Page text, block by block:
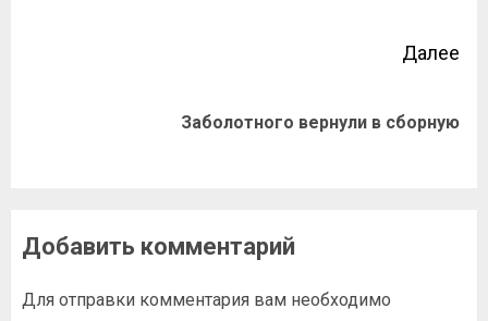
Далее
Заболотного вернули в сборную
Добавить комментарий
Для отправки комментария вам необходимо